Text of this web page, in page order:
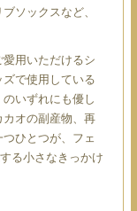
ソックスなど、
用いただけるシ
で使用している
のいずれにも優し
オの副産物、再
ひとつが、フェ
る小さなきっかけ